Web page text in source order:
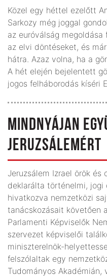
Közel egy héttel ezelőtt
Sarkozy még joggal
az euróválság
az elvi döntéseket, és
hátra. Azaz volna, ha a
A hét elején bejelentett
jogos felháborodás kíséri
MINDNYÁJAN
JERUZSÁLEMÉRT
Jeruzsálem Izrael örök és
deklarálta történelmi, jogi
hivatkozva nemzetközi
tanácskozásait követően
Parlamenti Képviselők
szervezet képviselői
miniszterelnök-
felszólaltak egy
Tudományos